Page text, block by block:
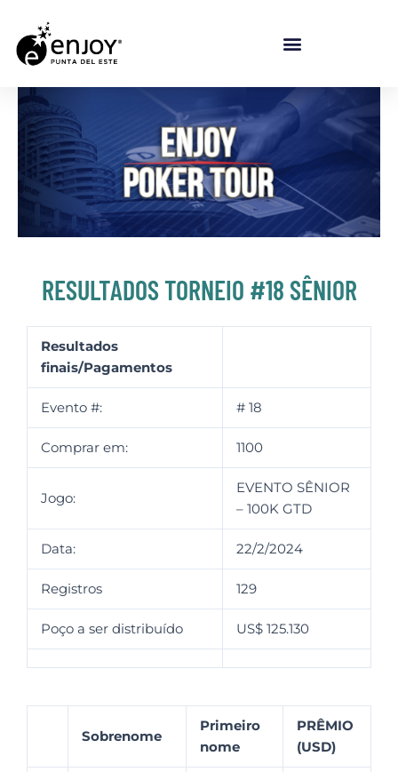
RESULTADOS TORNEIO #18 SÊNIOR
Resultados
finais/Pagamentos
Evento #: # 18
Comprar em: 1100
Jogo:
EVENTO SÊNIOR
– 100K GTD
Data: 22/2/2024
Registros 129
Poço a ser distribuído US$ 125.130
Sobrenome
Primeiro
nome
PRÊMIO
(USD)